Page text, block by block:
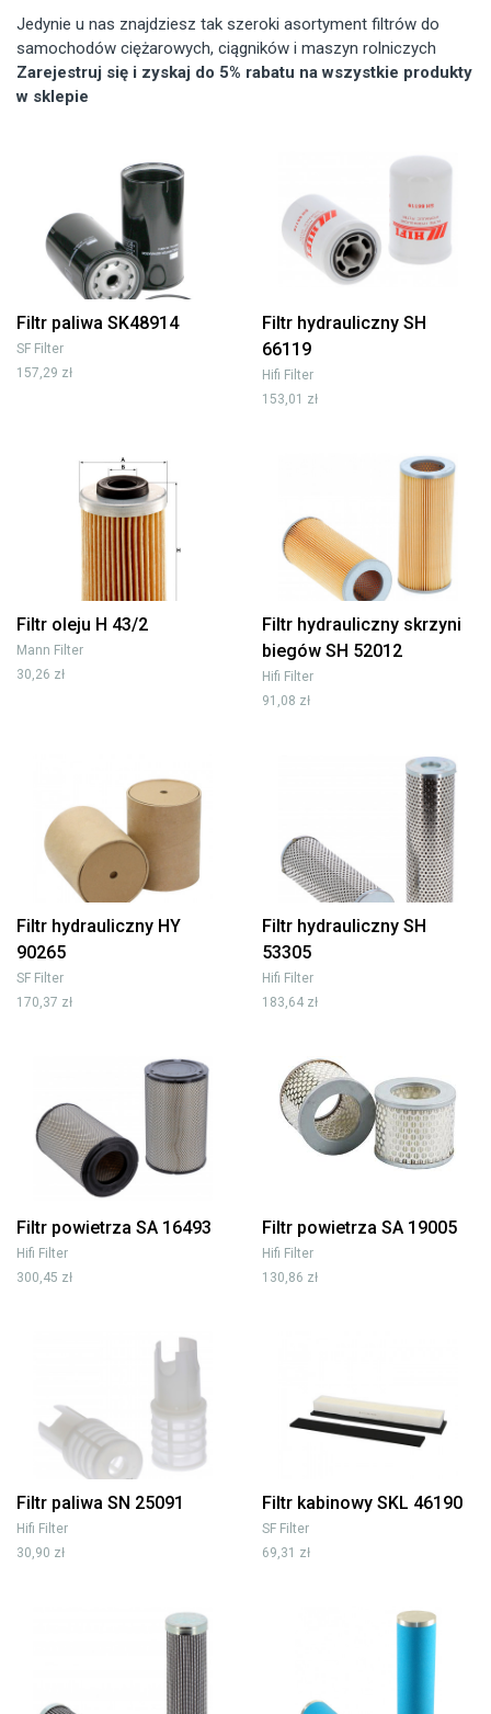
Jedynie u nas znajdziesz tak szeroki asortyment filtrów do
samochodów ciężarowych, ciągników i maszyn rolniczych
Zarejestruj się i zyskaj do 5% rabatu na wszystkie produkty
w sklepie
Filtr paliwa SK48914
SF Filter
157,29 zł
Filtr hydrauliczny SH
66119
Hifi Filter
153,01 zł
Filtr oleju H 43/2
Mann Filter
30,26 zł
Filtr hydrauliczny skrzyni
biegów SH 52012
Hifi Filter
91,08 zł
Filtr hydrauliczny HY
90265
SF Filter
170,37 zł
Filtr hydrauliczny SH
53305
Hifi Filter
183,64 zł
Filtr powietrza SA 16493
Hifi Filter
300,45 zł
Filtr powietrza SA 19005
Hifi Filter
130,86 zł
Filtr paliwa SN 25091
Hifi Filter
30,90 zł
Filtr kabinowy SKL 46190
SF Filter
69,31 zł